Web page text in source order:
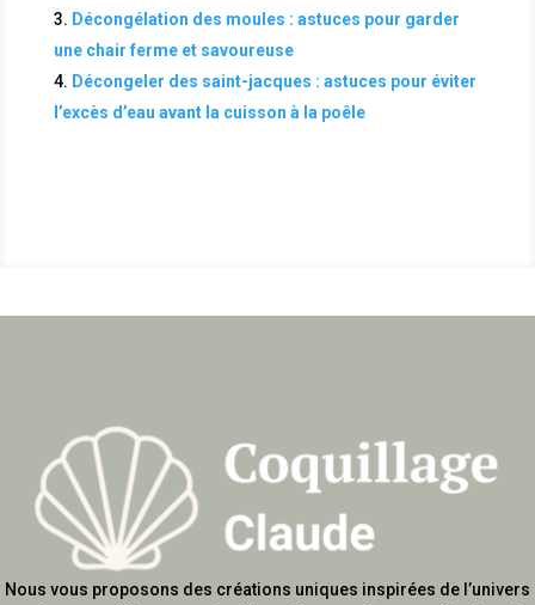
Décongélation des moules : astuces pour garder
une chair ferme et savoureuse
Décongeler des saint-jacques : astuces pour éviter
l’excès d’eau avant la cuisson à la poêle
Nous vous proposons des créations uniques inspirées de l’univers